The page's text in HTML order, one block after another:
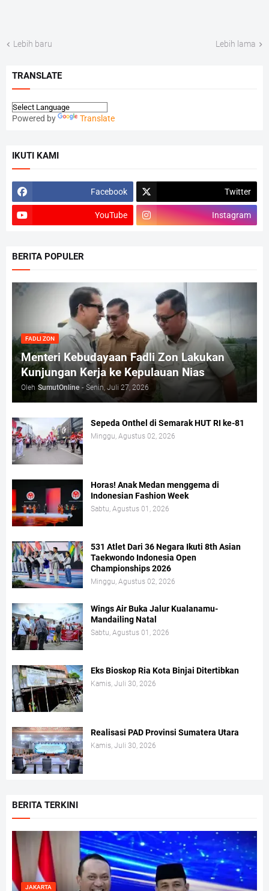
Lebih baru Lebih lama
TRANSLATE
Powered by Translate
IKUTI KAMI
Facebook Twitter
YouTube Instagram
BERITA POPULER
FADLI ZON
Menteri Kebudayaan Fadli Zon Lakukan
Kunjungan Kerja ke Kepulauan Nias
Oleh SumutOnline - Senin, Juli 27, 2026
Sepeda Onthel di Semarak HUT RI ke-81
Minggu, Agustus 02, 2026
Horas! Anak Medan menggema di
Indonesian Fashion Week
Sabtu, Agustus 01, 2026
531 Atlet Dari 36 Negara Ikuti 8th Asian
Taekwondo Indonesia Open
Championships 2026
Minggu, Agustus 02, 2026
Wings Air Buka Jalur Kualanamu-
Mandailing Natal
Sabtu, Agustus 01, 2026
Eks Bioskop Ria Kota Binjai Ditertibkan
Kamis, Juli 30, 2026
Realisasi PAD Provinsi Sumatera Utara
Kamis, Juli 30, 2026
BERITA TERKINI
JAKARTA